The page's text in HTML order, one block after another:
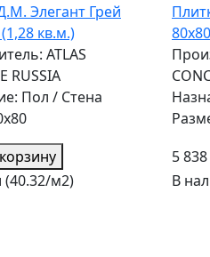
Элегант Грей
кв.м.)
ATLAS
RUSSIA
Пол / Стена
(40.32/м2)
5
В